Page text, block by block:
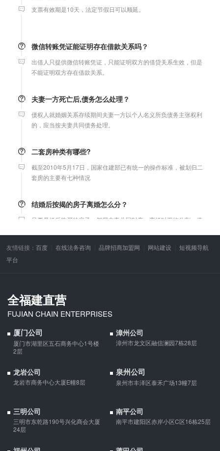
支票有效期是10天，法定节假日可以顺延。
微信转账凭证能证明存在借款关系吗？
出借人只提供微信转账凭证，只能证明双方的借贷关系生效，但是
不能证明双方存在借款关系。
夫妻一方死亡后,债务怎么处理？
债权人就婚姻关系存续期间夫妻一方以个人名义所负债务主张权利
的，应当按夫妻共同债务处理。
二套房种类有哪些?
截至2010年5月17日，国家住建部已有统一的操作标准，被划归二
套房的主要有七种情况
结婚后按揭的房子离婚怎么分？
只要是婚后购买的房子，都属夫妻共同财产，离婚时平均分割，债
微信转账凭证能证明存在借款关系吗？
婚前协议
等问题实现作出约定，以免将来离婚或一方死亡是产生争议。
夫妻财产约定协议公证由当事人一方的住所地或协议签订地公证处
受理。
支票有效期
支票有效期是10天，法定节假日可以顺延。
友情链接：百度 在线法务咨询 品牌招商加盟网 网站建设
短视频导航
平台
全福建直营
FUJIAN CHAIN ENTERPRISES
厦门公司
厦门市湖里区五石商务中心1号楼
2层
漳州公司
漳州市龙文区融信澜园7栋28层
龙岩公司
龙岩市商务中心大厦E幢8层
泉州公司
泉州市丰泽区泰禾广场13幢7层
三明公司
三明市东乾路190号兴化商会大厦
24层
南平公司
南平市建阳区赤岸小区C区16栋25层